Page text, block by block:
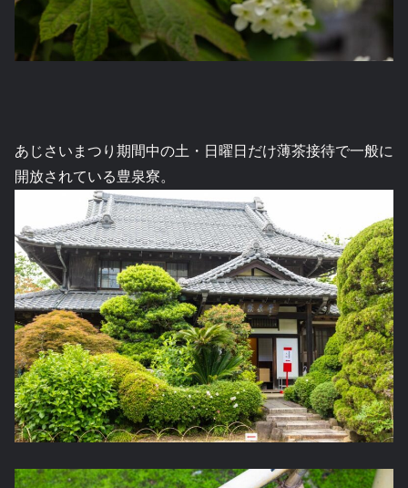
あじさいまつり期間中の土・日曜日だけ薄茶接待で一般に
開放されている豊泉寮。